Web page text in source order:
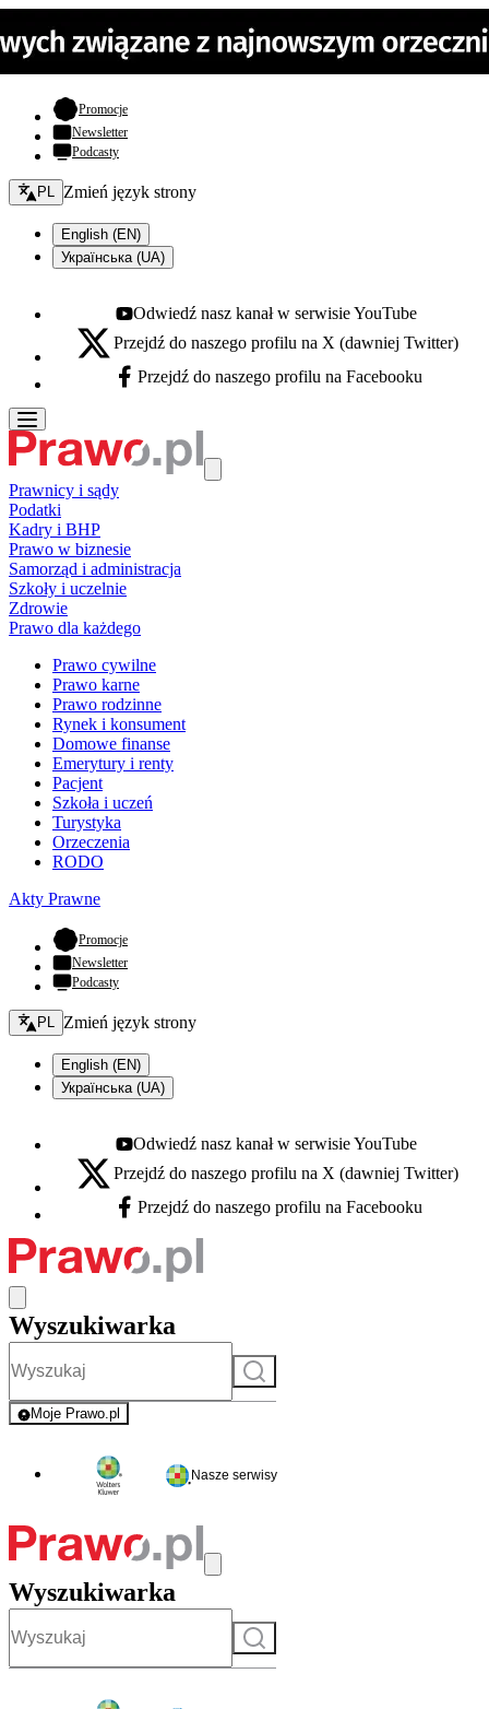
Promocje- otwiera się w nowej karcie
Newsletter
Podcasty
Zmień język - bieżący:
PL Zmień język strony
English (EN)
Українська (UA)
Youtube - otwiera się w nowej karcie
Odwiedź nasz kanał w serwisie YouTube
X - otwiera się w nowej karcie
Przejdź do naszego profilu na X (dawniej Twitter)
Facebook - otwiera się w nowej karcie
Przejdź do naszego profilu na Facebooku
Prawnicy i sądy
Podatki
Kadry i BHP
Prawo w biznesie
Samorząd i administracja
Szkoły i uczelnie
Zdrowie
Prawo dla każdego
Prawo cywilne
Prawo karne
Prawo rodzinne
Rynek i konsument
Domowe finanse
Emerytury i renty
Pacjent
Szkoła i uczeń
Turystyka
Orzeczenia
RODO
Akty Prawne
Promocje- otwiera się w nowej karcie
Newsletter
Podcasty
Zmień język - bieżący:
PL Zmień język strony
English (EN)
Українська (UA)
Youtube - otwiera się w nowej karcie
Odwiedź nasz kanał w serwisie YouTube
X - otwiera się w nowej karcie
Przejdź do naszego profilu na X (dawniej Twitter)
Facebook - otwiera się w nowej karcie
Przejdź do naszego profilu na Facebooku
Wyszukiwarka
Szukaj
Moje Prawo.pl
- rejestracja i logowanie do serwisu
Nasze serwisy
Wyszukiwarka
Szukaj